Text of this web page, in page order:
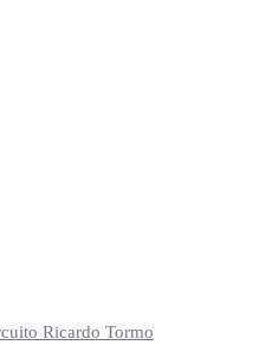
Ricardo Tormo